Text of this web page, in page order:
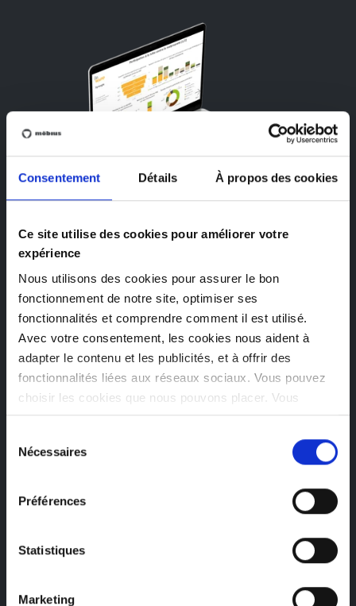
Consentement Détails À propos des cookies
Ce site utilise des cookies pour améliorer votre
expérience
Nous utilisons des cookies pour assurer le bon
fonctionnement de notre site, optimiser ses
fonctionnalités et comprendre comment il est utilisé.
Avec votre consentement, les cookies nous aident à
adapter le contenu et les publicités, et à offrir des
fonctionnalités liées aux réseaux sociaux. Vous pouvez
choisir les cookies que nous pouvons placer. Vous
pouvez modifier vos préférences à tout moment.
Nécessaires
Préférences
Statistiques
Marketing
Résultat
L’équipe de BeWaPP est capable de travailler facilement et
de manière autonome avec le tableau de bord grâce à
Power BI. Ce tableau de bord permet à BeWaPP de
visualiser ses indicateurs de performance (+/- une
trentaine) de manière claire et attrayante, et de les partager
avec le conseil d'administration. De cette manière, la
progrès, les résultats et l'impactde ses activités de manière
précise et structurée et d’orienter les actions futures.